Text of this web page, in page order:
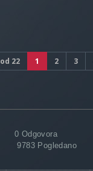
od 22 1 2 3
0 Odgovora
9783 Pogledano